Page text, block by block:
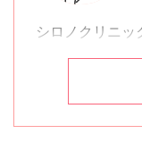
シロノクリニッ
です。美しく
まへ専門的な
ます。肌の色
のお悩みの解決